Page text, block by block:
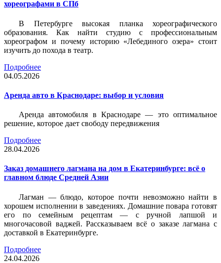
хореографами в СПб
В Петербурге высокая планка хореографического
образования. Как найти студию с профессиональным
хореографом и почему историю «Лебединого озера» стоит
изучить до похода в театр.
Подробнее
04.05.2026
Аренда авто в Краснодаре: выбор и условия
Аренда автомобиля в Краснодаре — это оптимальное
решение, которое дает свободу передвижения
Подробнее
28.04.2026
Заказ домашнего лагмана на дом в Екатеринбурге: всё о
главном блюде Средней Азии
Лагман — блюдо, которое почти невозможно найти в
хорошем исполнении в заведениях. Домашние повара готовят
его по семейным рецептам — с ручной лапшой и
многочасовой ваджей. Рассказываем всё о заказе лагмана с
доставкой в Екатеринбурге.
Подробнее
24.04.2026